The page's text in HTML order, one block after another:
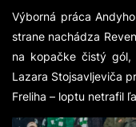
Výborná práca
strane nachádza
na kopačke čistý gól,
Lazara Stojsavljeviča
Freliha – loptu netrafil